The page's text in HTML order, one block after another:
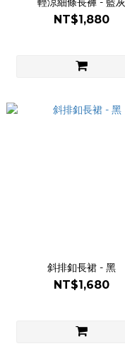
NT$1,880
斜排釦長裙 - 黑
NT$1,680